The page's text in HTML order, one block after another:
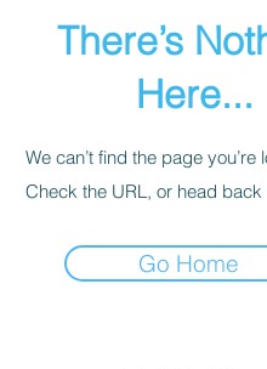
There’s
Here...
We can’t find the page you’re
Check the URL, or head back
Go Home